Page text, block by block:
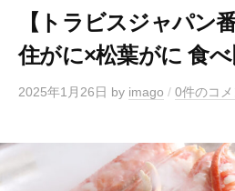
【トラビスジャパン
住がに×松葉がに 食
2025年1月26日 by imago / 0件のコメ